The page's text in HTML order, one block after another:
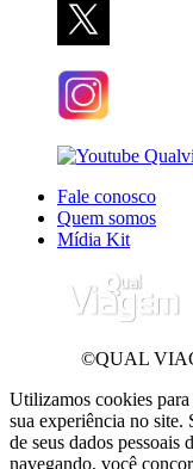
Fale conosco
Quem somos
Mídia Kit
©QUAL
Utilizamos cookies
sua experiência no site.
de seus dados
navegando, você